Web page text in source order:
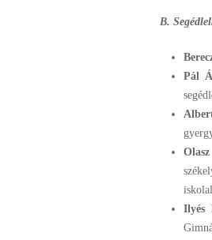
B.
Pál
Ilyés